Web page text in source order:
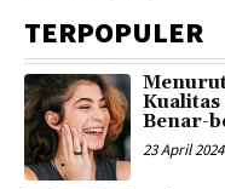
TERPOPULER
Benar-
23 April